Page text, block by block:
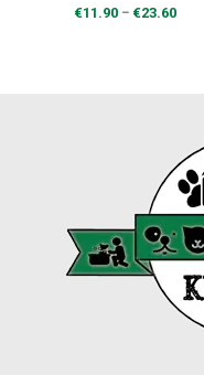
€11.90 – €23.60Price